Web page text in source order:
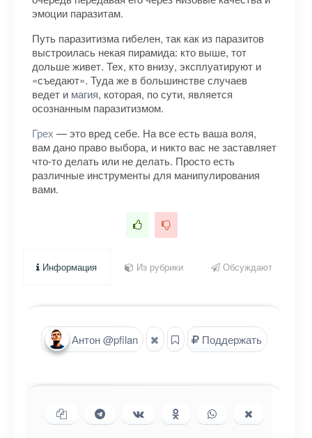
эмоции паразитам.
Путь паразитизма гибелен, так как из паразитов
выстроилась некая пирамида: кто выше, тот
дольше живет. Тех, кто внизу, эксплуатируют и
«съедают». Туда же в большинстве случаев
ведет и магия, которая, по сути, является
осознанным паразитизмом.
Грех — это вред себе. На все есть ваша воля,
вам дано право выбора, и никто вас не заставляет
что-то делать или не делать. Просто есть
различные инструменты для манипулирования
вами.
Информация Из рубрики Обсуждают
Антон @pfilan Поддержать
Копировать ссылку
Поделиться в Telegram
Поделиться ВКонтакте
Поделиться в
Одноклассниках
Поделиться в
WhatsApp
в X (Twitter)